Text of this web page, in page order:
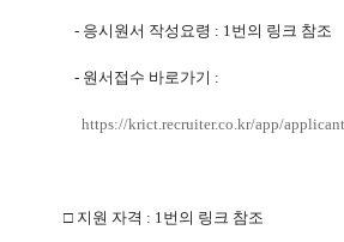
- 응시원서 작성요령 : 1번의 링크 참조
- 원서접수 바로가기 :
https://krict.recruiter.co.kr/app/
□ 지원 자격 : 1번의 링크 참조